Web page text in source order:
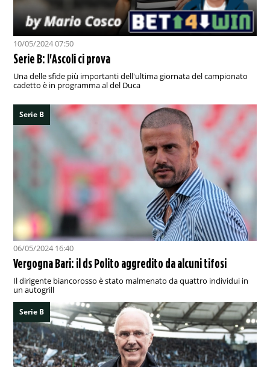
10/05/2024 07:50
Serie B: l'Ascoli ci prova
Una delle sfide più importanti dell'ultima giornata del campionato
cadetto è in programma al del Duca
Serie B
06/05/2024 16:40
Vergogna Bari: il ds Polito aggredito da alcuni tifosi
Il dirigente biancorosso è stato malmenato da quattro individui in
un autogrill
Serie B